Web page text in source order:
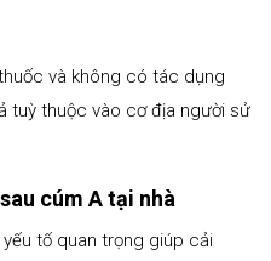
và không có tác dụng
tuỳ thuộc vào cơ địa người sử
cúm A tại nhà
tố quan trọng giúp cải